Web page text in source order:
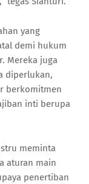
yang
demi hukum
Mereka juga
diperlukan,
berkomitmen
inti berupa
meminta
aturan main
penertiban